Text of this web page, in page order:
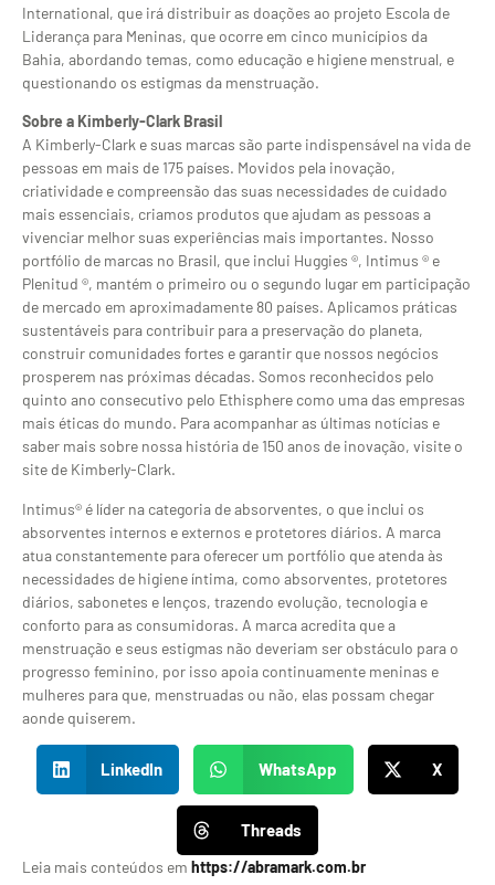
International, que irá distribuir as doações ao projeto Escola de
Liderança para Meninas, que ocorre em cinco municípios da
Bahia, abordando temas, como educação e higiene menstrual, e
questionando os estigmas da menstruação.
Sobre a Kimberly-Clark Brasil
A Kimberly-Clark e suas marcas são parte indispensável na vida de
pessoas em mais de 175 países. Movidos pela inovação,
criatividade e compreensão das suas necessidades de cuidado
mais essenciais, criamos produtos que ajudam as pessoas a
vivenciar melhor suas experiências mais importantes. Nosso
portfólio de marcas no Brasil, que inclui Huggies ®, Intimus ® e
Plenitud ®, mantém o primeiro ou o segundo lugar em participação
de mercado em aproximadamente 80 países. Aplicamos práticas
sustentáveis para contribuir para a preservação do planeta,
construir comunidades fortes e garantir que nossos negócios
prosperem nas próximas décadas. Somos reconhecidos pelo
quinto ano consecutivo pelo Ethisphere como uma das empresas
mais éticas do mundo. Para acompanhar as últimas notícias e
saber mais sobre nossa história de 150 anos de inovação, visite o
site de Kimberly-Clark.
Intimus® é líder na categoria de absorventes, o que inclui os
absorventes internos e externos e protetores diários. A marca
atua constantemente para oferecer um portfólio que atenda às
necessidades de higiene íntima, como absorventes, protetores
diários, sabonetes e lenços, trazendo evolução, tecnologia e
conforto para as consumidoras. A marca acredita que a
menstruação e seus estigmas não deveriam ser obstáculo para o
progresso feminino, por isso apoia continuamente meninas e
mulheres para que, menstruadas ou não, elas possam chegar
aonde quiserem.
LinkedIn WhatsApp X
Threads
Leia mais conteúdos em https://abramark.com.br